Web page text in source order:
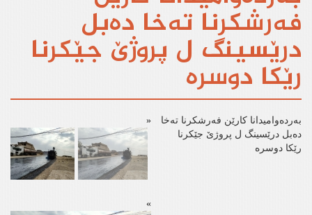
فەرشکرنا تەخا دەبل
درێسینگ ل پروژێ جێکرنا
رێکا دوسرە
«
»
بەردەوامیدانا کارێن فەرشکرنا تەخا
دەبل درێسینگ ل پروژێ جێکرنا
رێکا دوسرە